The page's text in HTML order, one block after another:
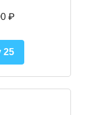
₽
25